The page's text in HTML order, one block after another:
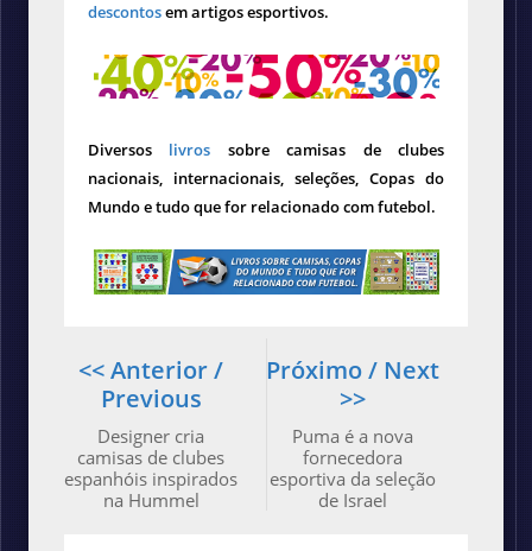
descontosem artigos esportivos.
Diversos livros sobre camisas de clubes
nacionais, internacionais, seleções, Copas do
Mundo e tudo que for relacionado com futebol.
Próximo / Next
>>
Puma é a nova
fornecedora
esportiva da seleção
de Israel
<< Anterior /
Previous
Designer cria
camisas de clubes
espanhóis inspirados
na Hummel